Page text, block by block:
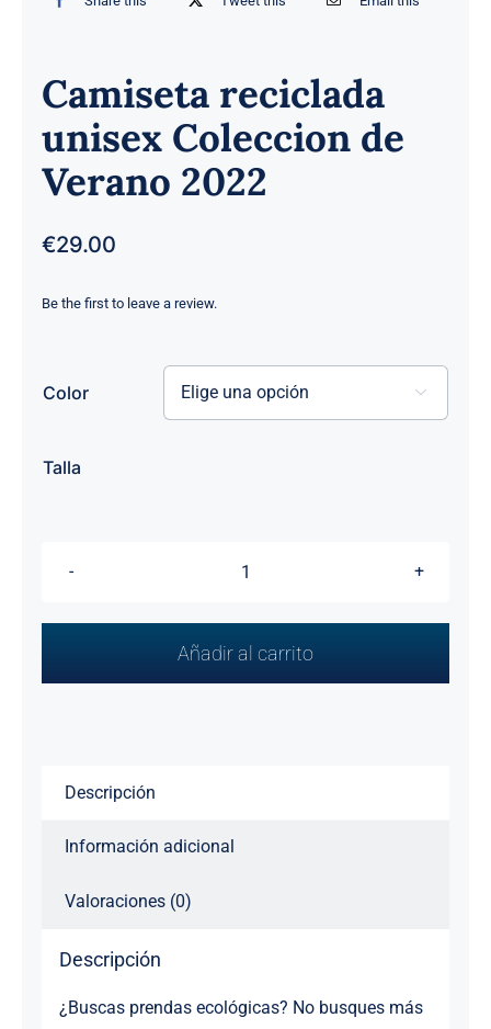
Camiseta reciclada
unisex Coleccion de
Verano 2022
€29.00
Be the first to leave a review.
Color 
Talla
Camiseta
unisex
Añadir al carrito
Descripción
Información adicional
Valoraciones (0)
Descripción
¿Buscas prendas ecológicas? No busques más